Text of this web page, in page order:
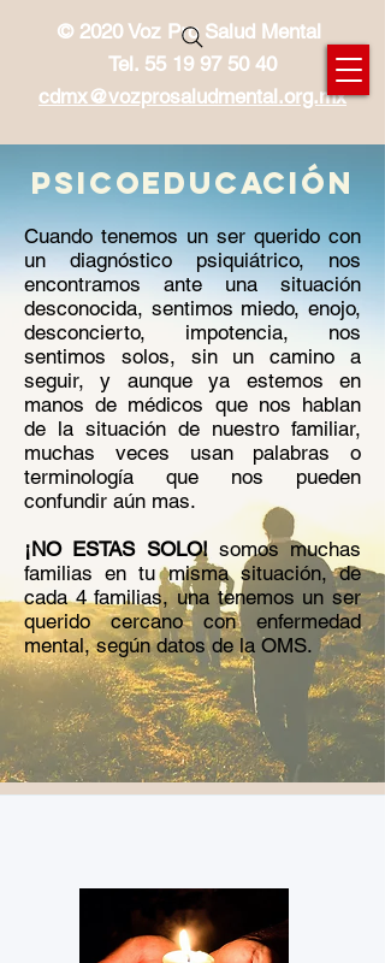
© 2020 Voz Pro Salud Mental
Tel. 55 19 97 50 40
cdmx@vozprosaludmental.org.mx
psicoeducación
Cuando tenemos un ser querido con
un diagnóstico psiquiátrico, nos
encontramos ante una situación
desconocida, sentimos miedo, enojo,
desconcierto, impotencia, nos
sentimos solos, sin un camino a
seguir, y aunque ya estemos en
manos de médicos que nos hablan
de la situación de nuestro familiar,
muchas veces usan palabras o
terminología que nos pueden
confundir aún mas.
¡NO ESTAS SOLO!somos muchas
familias en tu misma situación, de
cada 4 familias, una tenemos un ser
querido cercano con enfermedad
mental, según datos de la OMS.